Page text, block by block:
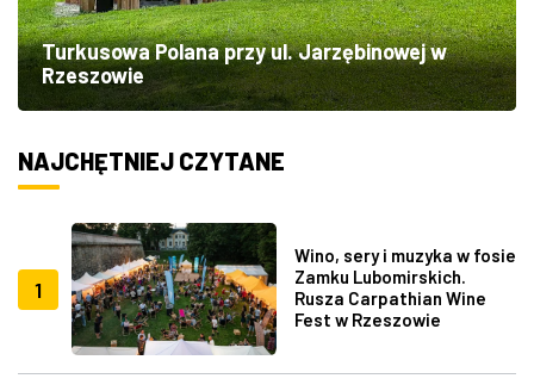
Turkusowa Polana przy ul. Jarzębinowej w
Rzeszowie
NAJCHĘTNIEJ CZYTANE
1
Wino, sery i muzyka w fosie
Zamku Lubomirskich.
Rusza Carpathian Wine
Fest w Rzeszowie